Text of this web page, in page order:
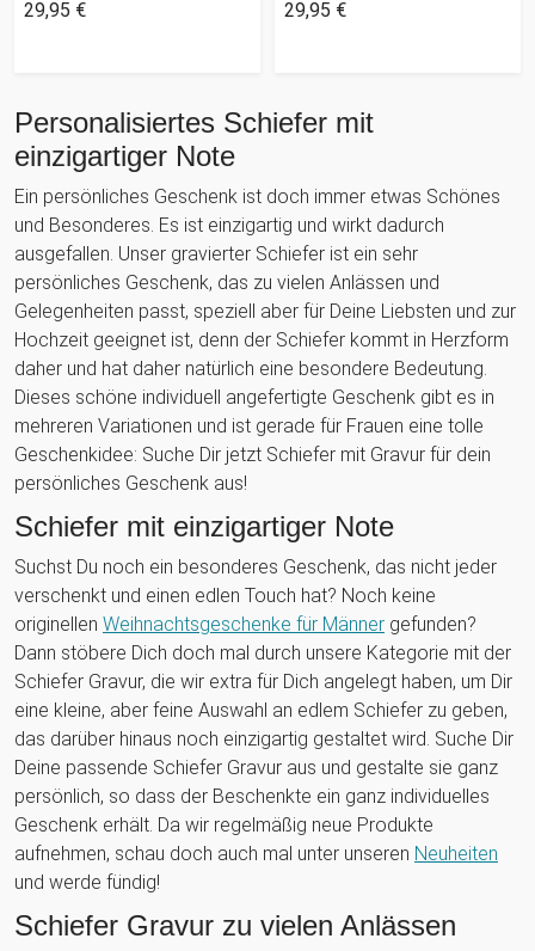
29,95 € 29,95 €
Personalisiertes Schiefer mit
einzigartiger Note
Ein persönliches Geschenk ist doch immer etwas Schönes
und Besonderes. Es ist einzigartig und wirkt dadurch
ausgefallen. Unser gravierter Schiefer ist ein sehr
persönliches Geschenk, das zu vielen Anlässen und
Gelegenheiten passt, speziell aber für Deine Liebsten und zur
Hochzeit geeignet ist, denn der Schiefer kommt in Herzform
daher und hat daher natürlich eine besondere Bedeutung.
Dieses schöne individuell angefertigte Geschenk gibt es in
mehreren Variationen und ist gerade für Frauen eine tolle
Geschenkidee: Suche Dir jetzt Schiefer mit Gravur für dein
persönliches Geschenk aus!
Schiefer mit einzigartiger Note
Suchst Du noch ein besonderes Geschenk, das nicht jeder
verschenkt und einen edlen Touch hat? Noch keine
originellen Weihnachtsgeschenke für Männer gefunden?
Dann stöbere Dich doch mal durch unsere Kategorie mit der
Schiefer Gravur, die wir extra für Dich angelegt haben, um Dir
eine kleine, aber feine Auswahl an edlem Schiefer zu geben,
das darüber hinaus noch einzigartig gestaltet wird. Suche Dir
Deine passende Schiefer Gravur aus und gestalte sie ganz
persönlich, so dass der Beschenkte ein ganz individuelles
Geschenk erhält. Da wir regelmäßig neue Produkte
aufnehmen, schau doch auch mal unter unseren Neuheiten
und werde fündig!
Schiefer Gravur zu vielen Anlässen